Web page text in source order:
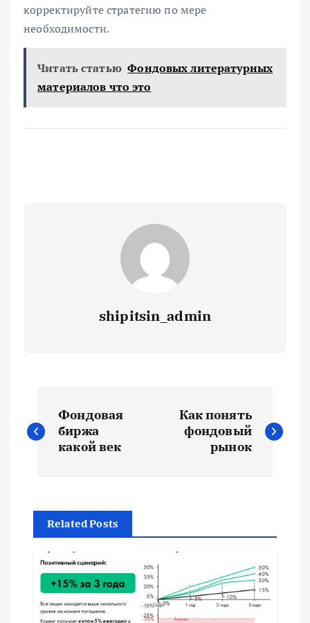
корректируйте стратегию по мере
необходимости.
Читать статью Фондовых литературных
материалов что это
shipitsin_admin
а
и
г
ц
Фондовая
биржа
какой век
Как понять
фондовый
рынок
Related Posts